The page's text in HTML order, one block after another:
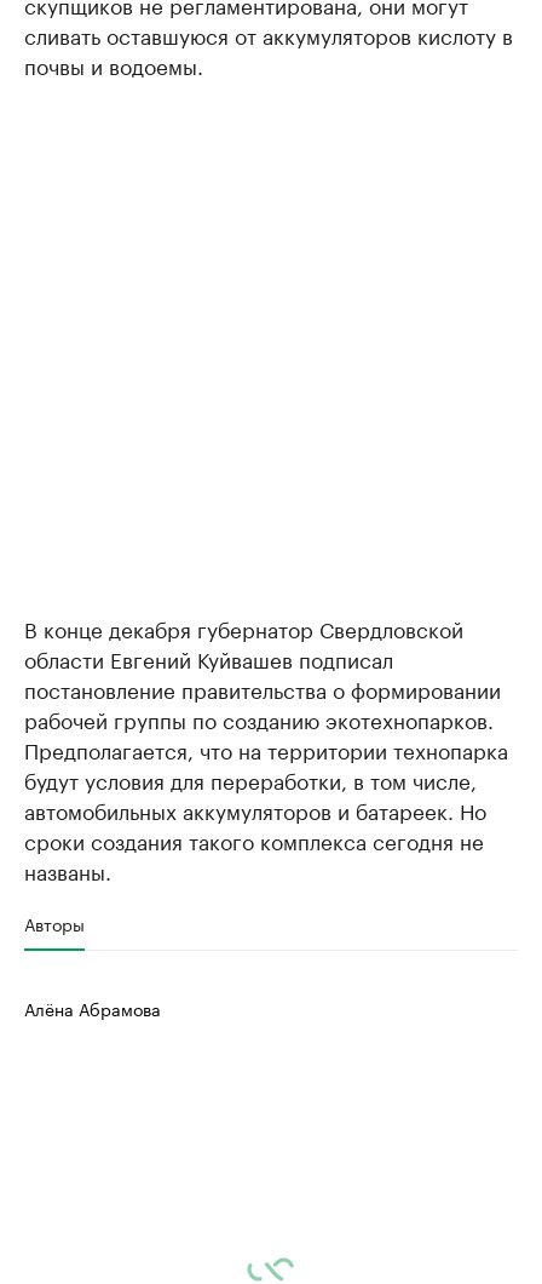
сливать оставшуюся от аккумуляторов кислоту в
почвы и водоемы.
В конце декабря губернатор Свердловской
области Евгений Куйвашев подписал
постановление правительства о формировании
рабочей группы по созданию экотехнопарков.
Предполагается, что на территории технопарка
будут условия для переработки, в том числе,
автомобильных аккумуляторов и батареек. Но
сроки создания такого комплекса сегодня не
названы.
Авторы
Алёна Абрамова